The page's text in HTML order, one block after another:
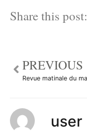
Share this post:
PREVIOUS
user